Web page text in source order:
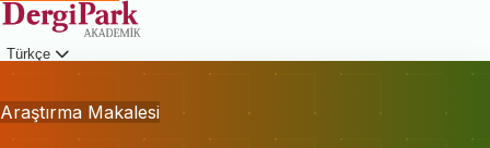
Türkçe
Araştırma Makalesi